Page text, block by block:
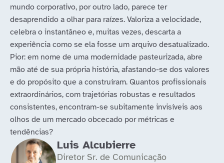
mundo corporativo, por outro lado, parece ter
desaprendido a olhar para raízes. Valoriza a velocidade,
celebra o instantâneo e, muitas vezes, descarta a
experiência como se ela fosse um arquivo desatualizado.
Pior: em nome de uma modernidade pasteurizada, abre
mão até de sua própria história, afastando-se dos valores
e do propósito que a construíram. Quantos profissionais
extraordinários, com trajetórias robustas e resultados
consistentes, encontram-se subitamente invisíveis aos
olhos de um mercado obcecado por métricas e
tendências?
Luis Alcubierre
Diretor Sr. de Comunicação